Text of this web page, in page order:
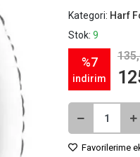
Kategori: Harf
Stok: 9
%7
indirim
Favorilerime